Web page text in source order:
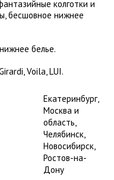
колготки и
бесшовное нижнее
белье.
Voila, LUI.
Екатеринбург,
Москва и
область,
Челябинск,
Новосибирск,
Ростов-на-
Дону